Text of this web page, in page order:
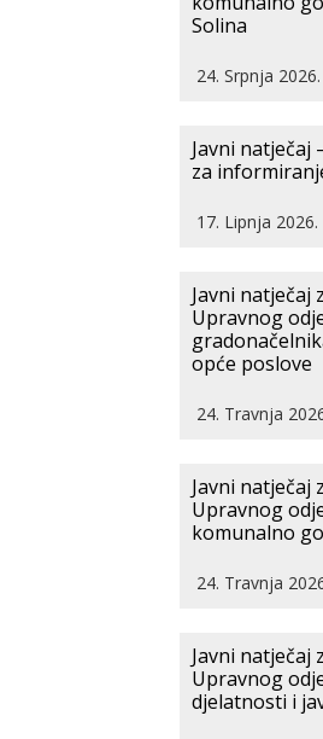
Solina
24. Srpnja 2026.
Javni natječaj
za
17. Lipnja 2026.
Javni natječaj
Upravnog
opće poslove
24. Travnja
Javni natječaj
Upravnog
komunalno
24. Travnja
Javni natječaj
Upravnog
djelatnosti i